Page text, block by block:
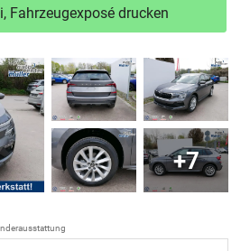
Fahrzeugexposé drucken
+7